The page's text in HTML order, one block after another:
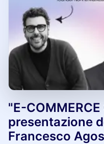
"E-COMMERCE
presentazione
Francesco